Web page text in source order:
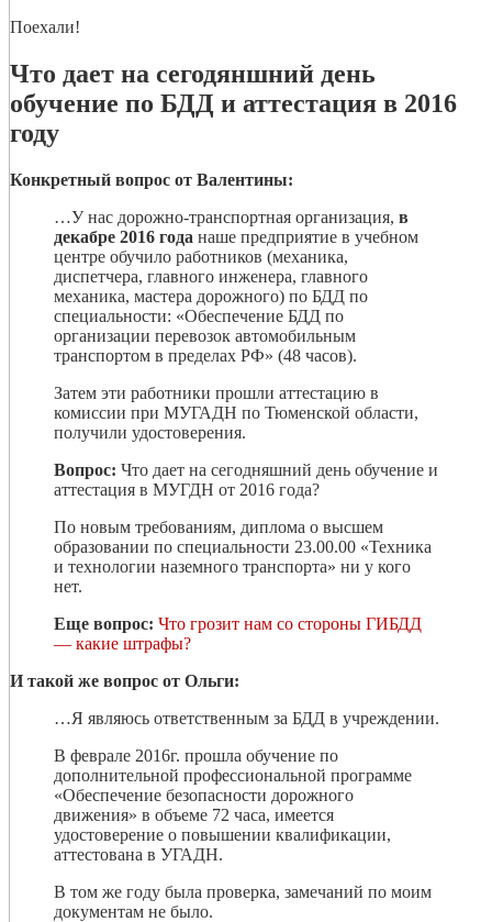
Поехали!
Что дает на сегодяншний день
обучение по БДД и аттестация в 2016
году
Конкретный вопрос от Валентины:
…У нас дорожно-транспортная организация, в
декабре 2016 года наше предприятие в учебном
центре обучило работников (механика,
диспетчера, главного инженера, главного
механика, мастера дорожного) по БДД по
специальности: «Обеспечение БДД по
организации перевозок автомобильным
транспортом в пределах РФ» (48 часов).
Затем эти работники прошли аттестацию в
комиссии при МУГАДН по Тюменской области,
получили удостоверения.
Вопрос: Что дает на сегодняшний день обучение и
аттестация в МУГДН от 2016 года?
По новым требованиям, диплома о высшем
образовании по специальности 23.00.00 «Техника
и технологии наземного транспорта» ни у кого
нет.
Еще вопрос: Что грозит нам со стороны ГИБДД
— какие штрафы?
И такой же вопрос от Ольги:
…Я являюсь ответственным за БДД в учреждении.
В феврале 2016г. прошла обучение по
дополнительной профессиональной программе
«Обеспечение безопасности дорожного
движения» в объеме 72 часа, имеется
удостоверение о повышении квалификации,
аттестована в УГАДН.
В том же году была проверка, замечаний по моим
документам не было.